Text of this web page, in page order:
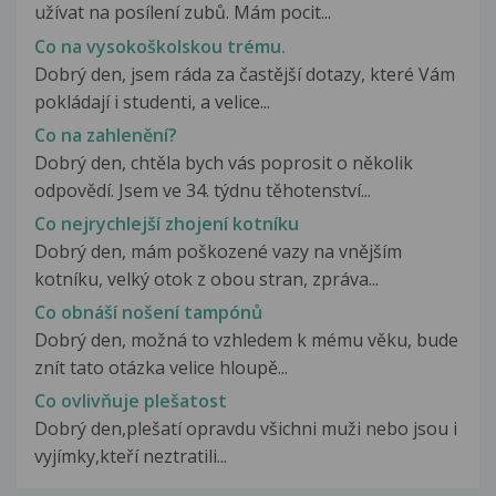
užívat na posílení zubů. Mám pocit...
Co na vysokoškolskou trému.
Dobrý den, jsem ráda za častější dotazy, které Vám
pokládají i studenti, a velice...
Co na zahlenění?
Dobrý den, chtěla bych vás poprosit o několik
odpovědí. Jsem ve 34. týdnu těhotenství...
Co nejrychlejší zhojení kotníku
Dobrý den, mám poškozené vazy na vnějším
kotníku, velký otok z obou stran, zpráva...
Co obnáší nošení tampónů
Dobrý den, možná to vzhledem k mému věku, bude
znít tato otázka velice hloupě...
Co ovlivňuje plešatost
Dobrý den,plešatí opravdu všichni muži nebo jsou i
vyjímky,kteří neztratili...